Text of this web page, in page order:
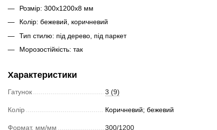
Розмір: 300х1200х8 мм
Колір: бежевий, коричневий
Тип стилю: під дерево, під паркет
Морозостійкість: так
Характеристики
Гатунок 3 (9)
Колір Коричневий; бежевий
Формат, мм/мм 300/1200